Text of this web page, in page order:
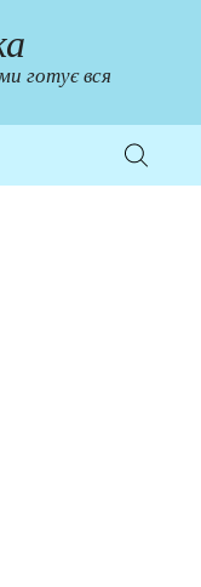
готує вся